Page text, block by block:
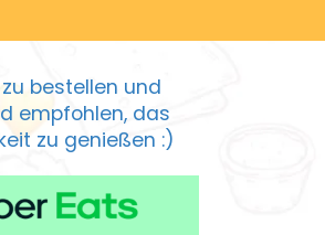
bestellen und
empfohlen, das
zu genießen :)